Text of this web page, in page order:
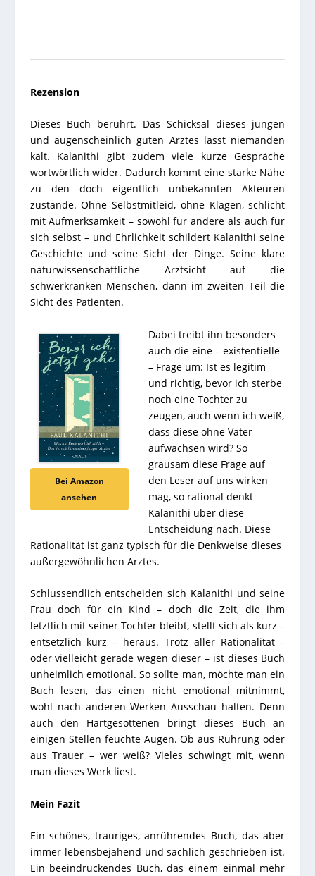
Rezension
Dieses Buch berührt. Das Schicksal dieses jungen
und augenscheinlich guten Arztes lässt niemanden
kalt. Kalanithi gibt zudem viele kurze Gespräche
wortwörtlich wider. Dadurch kommt eine starke Nähe
zu den doch eigentlich unbekannten Akteuren
zustande. Ohne Selbstmitleid, ohne Klagen, schlicht
mit Aufmerksamkeit – sowohl für andere als auch für
sich selbst – und Ehrlichkeit schildert Kalanithi seine
Geschichte und seine Sicht der Dinge. Seine klare
naturwissenschaftliche Arztsicht auf die
schwerkranken Menschen, dann im zweiten Teil die
Sicht des Patienten.
Bei Amazon
ansehen
Dabei treibt ihn besonders
auch die eine – existentielle
– Frage um: Ist es legitim
und richtig, bevor ich sterbe
noch eine Tochter zu
zeugen, auch wenn ich weiß,
dass diese ohne Vater
aufwachsen wird? So
grausam diese Frage auf
den Leser auf uns wirken
mag, so rational denkt
Kalanithi über diese
Entscheidung nach. Diese
Rationalität ist ganz typisch für die Denkweise dieses
außergewöhnlichen Arztes.
Schlussendlich entscheiden sich Kalanithi und seine
Frau doch für ein Kind – doch die Zeit, die ihm
letztlich mit seiner Tochter bleibt, stellt sich als kurz –
entsetzlich kurz – heraus. Trotz aller Rationalität –
oder vielleicht gerade wegen dieser – ist dieses Buch
unheimlich emotional. So sollte man, möchte man ein
Buch lesen, das einen nicht emotional mitnimmt,
wohl nach anderen Werken Ausschau halten. Denn
auch den Hartgesottenen bringt dieses Buch an
einigen Stellen feuchte Augen. Ob aus Rührung oder
aus Trauer – wer weiß? Vieles schwingt mit, wenn
man dieses Werk liest.
Mein Fazit
Ein schönes, trauriges, anrührendes Buch, das aber
immer lebensbejahend und sachlich geschrieben ist.
Ein beeindruckendes Buch, das einem einmal mehr